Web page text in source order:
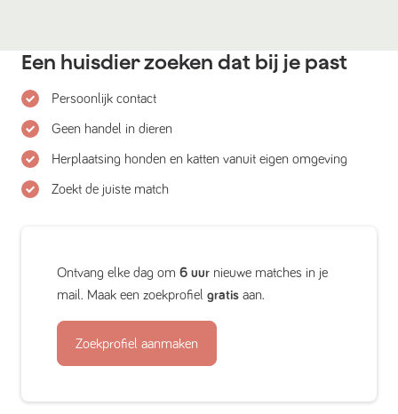
Een huisdier zoeken dat bij je past
Persoonlijk contact
Geen handel in dieren
Herplaatsing honden en katten vanuit eigen omgeving
Zoekt de juiste match
Ontvang elke dag om 6 uur nieuwe matches in je
mail. Maak een zoekprofiel gratis aan.
Zoekprofiel aanmaken